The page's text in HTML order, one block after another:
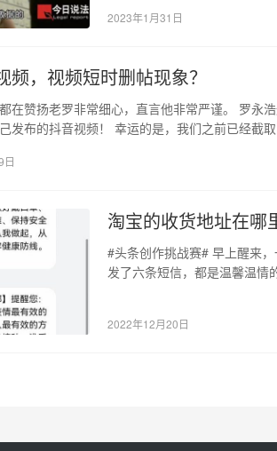
了 受害人的…
2023年1月31日
频，视频短时删帖现象？
在赞扬老罗非常细心，直言他非常严谨。 罗永
发布的抖音视频！ 幸运的是，我们之前已经截
日
淘宝的收货地址在哪
#头条创作挑战赛# 早上醒来
发了六条短信，都是温馨温情
2022年12月20日